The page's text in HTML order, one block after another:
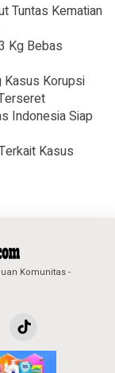
Tuntas Kematian
Kg Bebas
Kasus Korupsi
Indonesia Siap
Kasus
Komunitas